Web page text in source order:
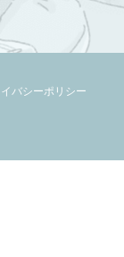
バシーポリシー